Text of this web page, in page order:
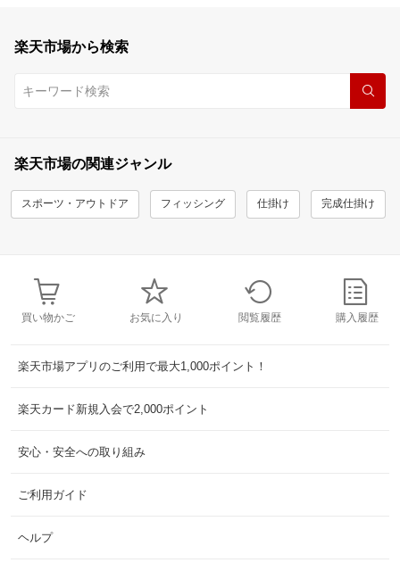
楽天市場から検索
楽天市場の関連ジャンル
スポーツ・アウトドア フィッシング 仕掛け 完成仕掛け
買い物かご お気に入り 閲覧履歴 購入履歴
楽天市場アプリのご利用で最大1,000ポイント！
楽天カード新規入会で2,000ポイント
安心・安全への取り組み
ご利用ガイド
ヘルプ